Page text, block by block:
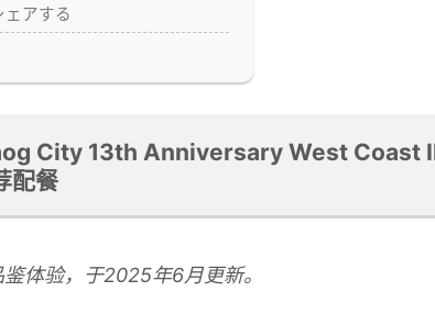
ェアする
City 13th Anniversary West Coast
配餐
体验，于2025年6月更新。